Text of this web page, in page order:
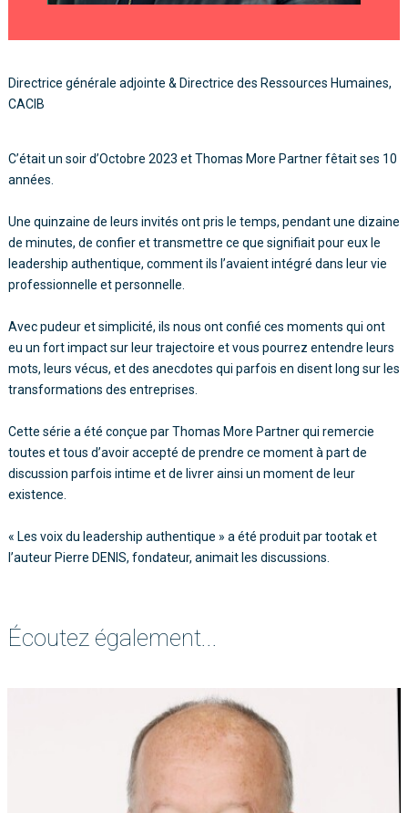
Directrice générale adjointe & Directrice des Ressources Humaines,
CACIB
C’était un soir d’Octobre 2023 et Thomas More Partner fêtait ses 10
années.
Une quinzaine de leurs invités ont pris le temps, pendant une dizaine
de minutes, de confier et transmettre ce que signifiait pour eux le
leadership authentique, comment ils l’avaient intégré dans leur vie
professionnelle et personnelle.
Avec pudeur et simplicité, ils nous ont confié ces moments qui ont
eu un fort impact sur leur trajectoire et vous pourrez entendre leurs
mots, leurs vécus, et des anecdotes qui parfois en disent long sur les
transformations des entreprises.
Cette série a été conçue par Thomas More Partner qui remercie
toutes et tous d’avoir accepté de prendre ce moment à part de
discussion parfois intime et de livrer ainsi un moment de leur
existence.
« Les voix du leadership authentique » a été produit par tootak et
l’auteur Pierre DENIS, fondateur, animait les discussions.
Écoutez également...